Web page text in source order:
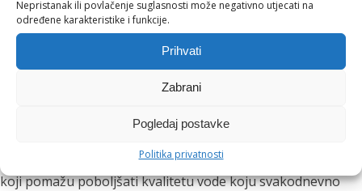
Nepristanak ili povlačenje suglasnosti može negativno utjecati na
određene karakteristike i funkcije.
Prihvati
Zabrani
Pogledaj postavke
Politika privatnosti
tragove kamenca
sedimentne čestice
ostatke organskih tvari
Iako navedeno ne mora predstavljati zdravstveni problem,
Upravo zato sve više kućanstava bira sustave za filtraciju
koji pomažu poboljšati kvalitetu vode koju svakodnevno